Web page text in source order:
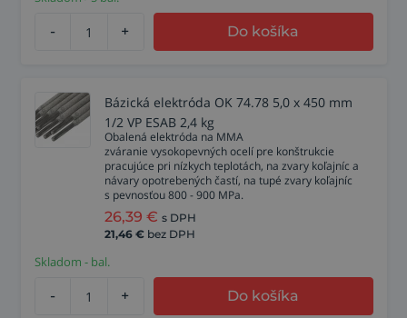
- + Do košíka
Bázická elektróda OK 74.78 5,0 x 450 mm
1/2 VP ESAB 2,4 kg
Obalená elektróda na MMA
zváranie vysokopevných ocelí pre konštrukcie
pracujúce pri nízkych teplotách, na zvary koľajníc a
návary opotrebených častí, na tupé zvary koľajníc
s pevnosťou 800 - 900 MPa.
26,39 € s DPH
21,46 € bez DPH
Skladom - bal.
- + Do košíka